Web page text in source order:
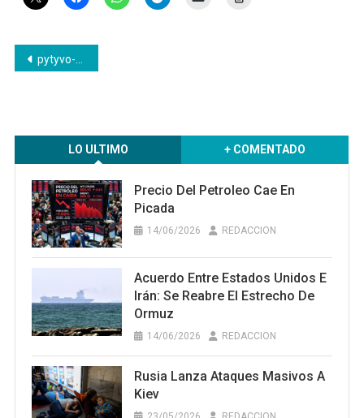
Navegación
pytyvo-1 Campo9 Noticias
LO ULTIMO + COMENTADO
Precio Del Petroleo Cae En
Picada
14/06/2026 REDACCION
Acuerdo Entre Estados Unidos E
Irán: Se Reabre El Estrecho De
Ormuz
14/06/2026 REDACCION
Rusia Lanza Ataques Masivos A
Kiev